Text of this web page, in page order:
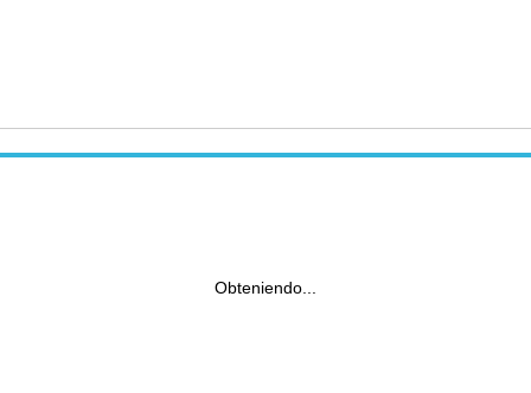
Obteniendo...